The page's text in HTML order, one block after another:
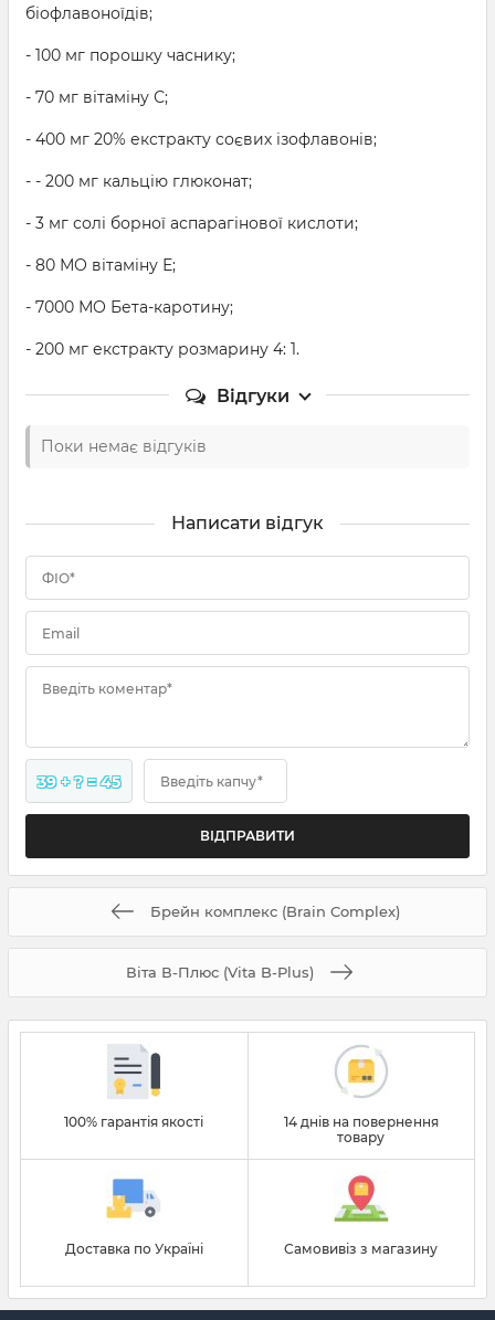
біофлавоноїдів;
- 100 мг порошку часнику;
- 70 мг вітаміну С;
- 400 мг 20% екстракту соєвих ізофлавонів;
- - 200 мг кальцію глюконат;
- 3 мг солі борної аспарагінової кислоти;
- 80 МО вітаміну Е;
- 7000 МО Бета-каротину;
- 200 мг екстракту розмарину 4: 1.
Відгуки
Поки немає відгуків
Написати відгук
ФІО*
Email
Введіть коментар*
39 + ? = 45 Введіть капчу*
Брейн комплекс (Brain Complex)
Віта В-Плюс (Vita B-Plus)
100% гарантія якості
14 днів на повернення
товару
Доставка по Україні Самовивіз з магазину